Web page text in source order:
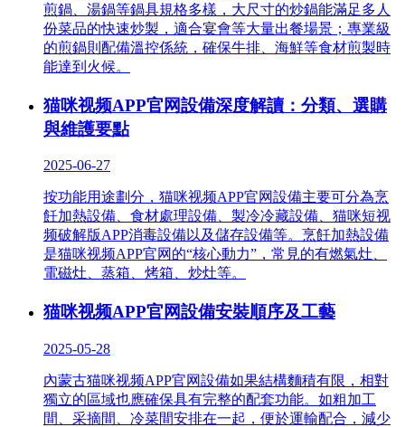
煎鍋、湯鍋等鍋具規格多樣，大尺寸的炒鍋能滿足多人
份菜品的快速炒製，適合宴會等大量出餐場景；專業級
的煎鍋則配備溫控係統，確保牛排、海鮮等食材煎製時
能達到火候。
猫咪视频APP官网設備深度解讀：分類、選購
與維護要點
2025-06-27
按功能用途劃分，猫咪视频APP官网設備主要可分為烹
飪加熱設備、食材處理設備、製冷冷藏設備、猫咪短视
频破解版APP消毒設備以及儲存設備等。烹飪加熱設備
是猫咪视频APP官网的“核心動力”，常見的有燃氣灶、
電磁灶、蒸箱、烤箱、炒灶等。
猫咪视频APP官网設備安裝順序及工藝
2025-05-28
內蒙古猫咪视频APP官网設備如果結構麵積有限，相對
獨立的區域也應確保具有完整的配套功能。如粗加工
間、采摘間、冷菜間安排在一起，便於運輸配合，減少